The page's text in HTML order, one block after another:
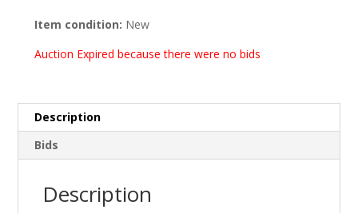
Item condition: New
Auction Expired because there were no bids
Description
Bids
Description